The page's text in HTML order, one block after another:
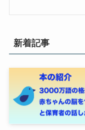
新着記事